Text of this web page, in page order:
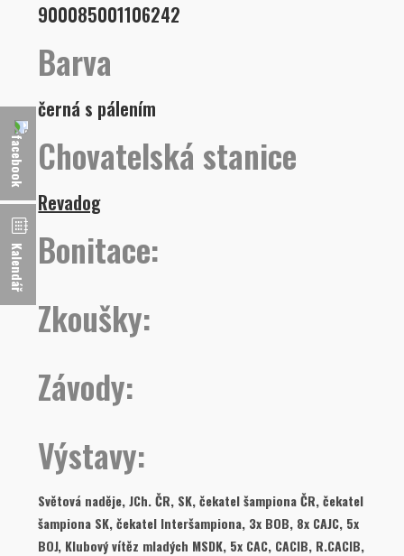
900085001106242
Barva
černá s pálením
Chovatelská stanice
Revadog
Bonitace:
Zkoušky:
Závody:
Výstavy:
Světová naděje, JCh. ČR, SK, čekatel šampiona ČR, čekatel
šampiona SK, čekatel Interšampiona, 3x BOB, 8x CAJC, 5x
BOJ, Klubový vítěz mladých MSDK, 5x CAC, CACIB, R.CACIB,
Kalendář